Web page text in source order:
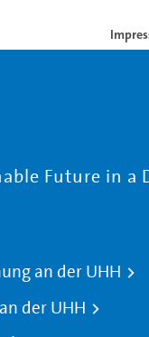
Future in a
an der UHH
der UHH